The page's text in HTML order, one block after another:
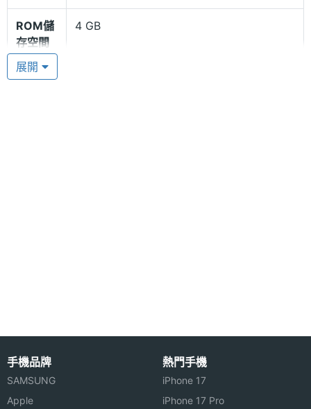
能，更能以穩定快速的運作效能讓 ViewSonic
ViewPad E70 在長期間的運作下，依舊保有卓越的性
能表現。而且 ViewSonic ViewPad E70 不僅可整合
FaceBook、Twitter、Google+ 社群網站， RSS 與
操之在我。
ROM儲
存空間
4 GB
記憶卡
色
機身設
展開
手機品牌
SAMSUNG
Apple
熱門手機
iPhone 17
iPhone 17 Pro